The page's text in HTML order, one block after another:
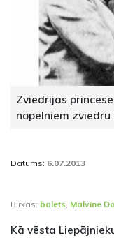
Zviedrijas
nopelniem
Datums: 6.07.2013
Birkas: balets, Malvīne
Kā vēsta